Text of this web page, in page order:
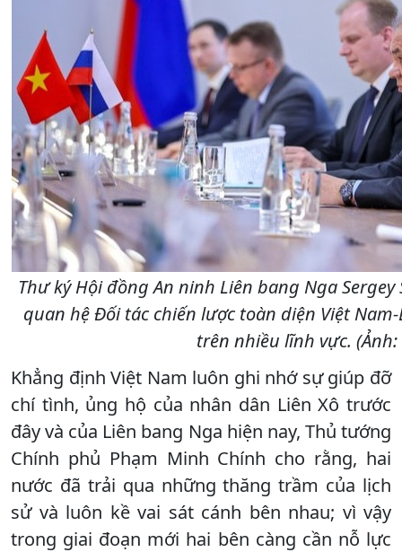
Thư ký Hội đồng An ninh Liên bang Nga
quan hệ Đối tác chiến lược toàn diện Việt
trên nhiều lĩnh vực. (Ảnh:
Khẳng định Việt Nam luôn ghi nhớ sự giúp đỡ
chí tình, ủng hộ của nhân dân Liên Xô trước
đây và của Liên bang Nga hiện nay, Thủ tướng
Chính phủ Phạm Minh Chính cho rằng, hai
nước đã trải qua những thăng trầm của lịch
sử và luôn kề vai sát cánh bên nhau; vì vậy
trong giai đoạn mới hai bên càng cần nỗ lực